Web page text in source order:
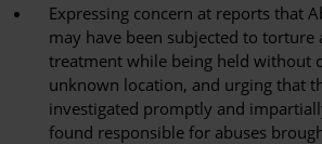
Expressing concern at reports that
may have been subjected to torture
treatment while being held without
unknown location, and urging that
investigated promptly and
found responsible for abuses